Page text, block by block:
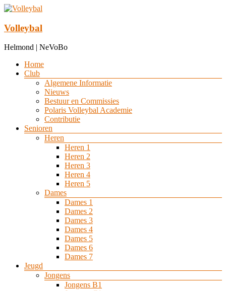
Ga
de
inhoud
Volleybal
Helmond | NeVoBo
Menu
Home
Club
Algemene Informatie
Nieuws
Bestuur en Commissies
Polaris Volleybal Academie
Contributie
Senioren
Heren
Heren 1
Heren 2
Heren 3
Heren 4
Heren 5
Dames
Dames 1
Dames 2
Dames 3
Dames 4
Dames 5
Dames 6
Dames 7
Jeugd
Jongens
Jongens B1